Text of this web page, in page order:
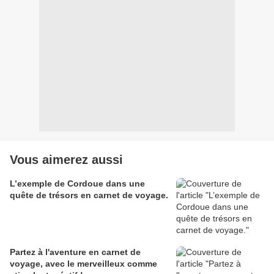
Vous aimerez aussi
L’exemple de Cordoue dans une
quête de trésors en carnet de voyage.
Partez à l'aventure en carnet de
voyage, avec le merveilleux comme